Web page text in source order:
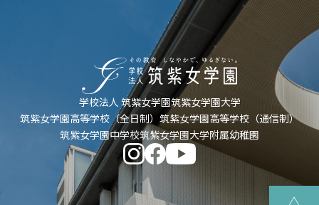
学校法人 筑紫女学園筑紫女学園大学
筑紫女学園高等学校（全日制） 筑紫女学園高等学校（通信制）
筑紫女学園中学校筑紫女学園大学附属幼稚園